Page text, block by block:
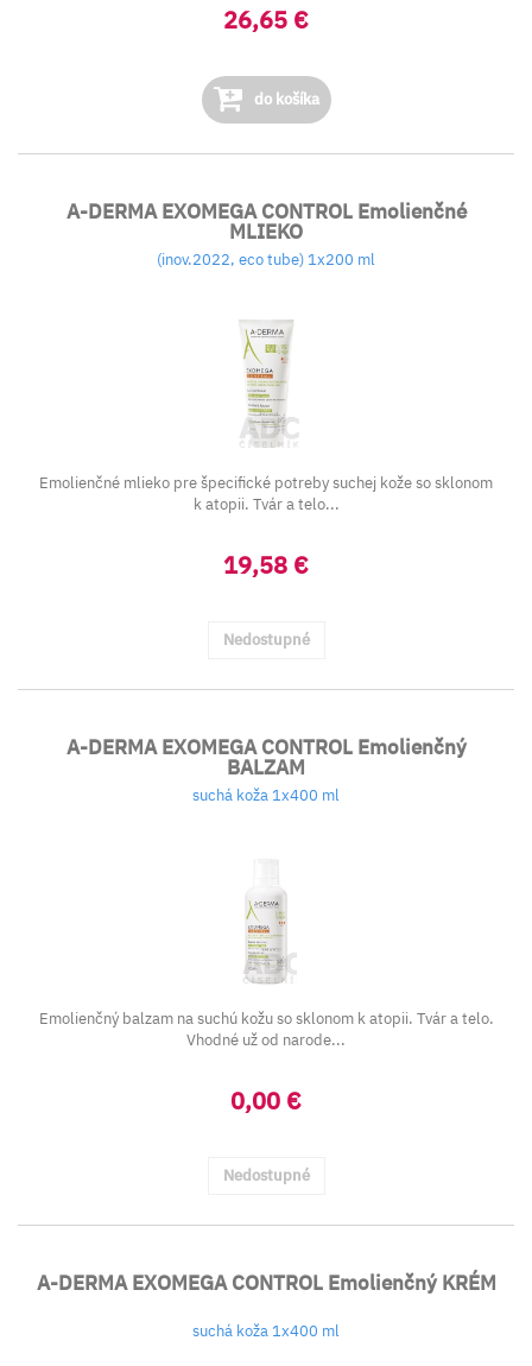
26,65 €
do košíka
A-DERMA EXOMEGA CONTROL Emolienčné
MLIEKO
(inov.2022, eco tube) 1x200 ml
Emolienčné mlieko pre špecifické potreby suchej kože so sklonom
k atopii. Tvár a telo...
19,58 €
Nedostupné
A-DERMA EXOMEGA CONTROL Emolienčný
BALZAM
suchá koža 1x400 ml
Emolienčný balzam na suchú kožu so sklonom k atopii. Tvár a telo.
Vhodné už od narode...
0,00 €
Nedostupné
A-DERMA EXOMEGA CONTROL Emolienčný KRÉM
suchá koža 1x400 ml